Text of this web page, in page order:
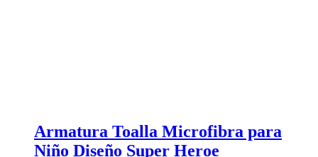
Armatura Toalla Microfibra para
Niño Diseño Super Heroe